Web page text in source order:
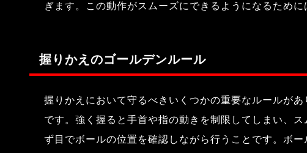
ぎます。この動作がスムーズにできるようになるため
握りかえのゴールデンルール
握りかえにおいて守るべきいくつかの重要なルールが
です。強く握ると手首や指の動きを制限してしまい、
ず目でボールの位置を確認しながら行うことです。ボ